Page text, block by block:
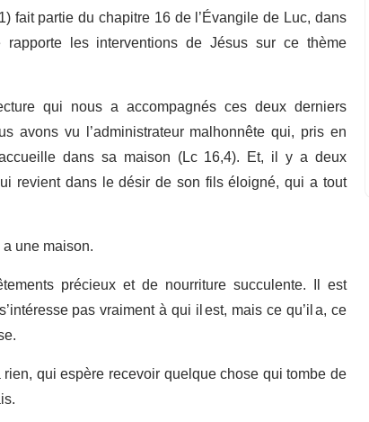
partie du chapitre 16 de l’Évangile de Luc, dans
rapporte les interventions de Jésus sur ce thème
qui nous a accompagnés ces deux derniers
avons vu l’administrateur malhonnête qui, pris en
dans sa maison (Lc 16,4). Et, il y a deux
revient dans le désir de son fils éloigné, qui a tout
une maison.
précieux et de nourriture succulente. Il est
pas vraiment à qui il est, mais ce qu’il a, ce
qui espère recevoir quelque chose qui tombe de